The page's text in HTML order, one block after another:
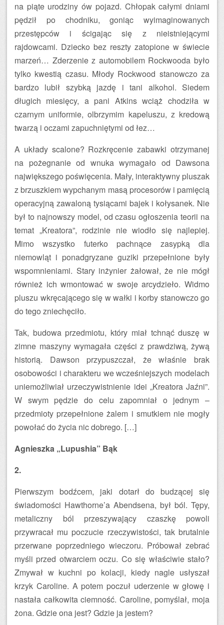
na piąte urodziny ów pojazd. Chłopak całymi dniami
pędził po chodniku, goniąc wyimaginowanych
przestępców i ścigając się z nieistniejącymi
rajdowcami. Dziecko bez reszty zatopione w świecie
marzeń… Zderzenie z automobilem Rockwooda było
tylko kwestią czasu. Młody Rockwood stanowczo za
bardzo lubił szybką jazdę i tani alkohol. Siedem
długich miesięcy, a pani Atkins wciąż chodziła w
czarnym uniformie, olbrzymim kapeluszu, z kredową
twarzą i oczami zapuchniętymi od łez…
A układy scalone? Rozkręcenie zabawki otrzymanej
na pożegnanie od wnuka wymagało od Dawsona
największego poświęcenia. Mały, interaktywny pluszak
z brzuszkiem wypchanym masą procesorów i pamięcią
operacyjną zawaloną tysiącami bajek i kołysanek. Nie
był to najnowszy model, od czasu ogłoszenia teorii na
temat „Kreatora”, rodzinie nie wiodło się najlepiej.
Mimo wszystko futerko pachnące zasypką dla
niemowląt i ponadgryzane guziki przepełnione były
wspomnieniami. Stary inżynier żałował, że nie mógł
również ich wmontować w swoje arcydzieło. Widmo
pluszu wkręcającego się w wałki i korby stanowczo go
do tego zniechęciło.
Tak, budowa przedmiotu, który miał tchnąć duszę w
zimne maszyny wymagała części z prawdziwą, żywą
historią. Dawson przypuszczał, że właśnie brak
osobowości i charakteru we wcześniejszych modelach
uniemożliwiał urzeczywistnienie idei „Kreatora Jaźni”.
W swym pędzie do celu zapomniał o jednym –
przedmioty przepełnione żalem i smutkiem nie mogły
powołać do życia nic dobrego. […]
Agnieszka „Lupushia” Bąk
2.
Pierwszym bodźcem, jaki dotarł do budzącej się
świadomości Hawthorne’a Abendsena, był ból. Tępy,
metaliczny ból przeszywający czaszkę powoli
przywracał mu poczucie rzeczywistości, tak brutalnie
przerwane poprzedniego wieczoru. Próbował zebrać
myśli przed otwarciem oczu. Co się właściwie stało?
Zmywał w kuchni po kolacji, kiedy nagle usłyszał
krzyk Caroline. A potem poczuł uderzenie w głowę i
nastała całkowita ciemność. Caroline, pomyślał, moja
żona. Gdzie ona jest? Gdzie ja jestem?